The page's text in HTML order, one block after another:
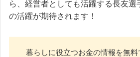
ら、経営者としても活躍する長友選
の活躍が期待されます！
暮らしに役立つお金の情報を無料